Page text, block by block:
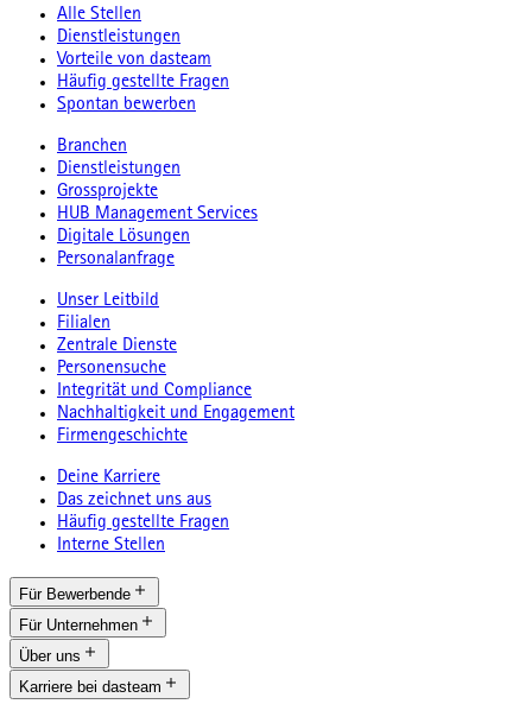
Alle Stellen
Dienstleistungen
Vorteile von dasteam
Häufig gestellte Fragen
Spontan bewerben
Branchen
Dienstleistungen
Grossprojekte
HUB Management Services
Digitale Lösungen
Personalanfrage
Unser Leitbild
Filialen
Zentrale Dienste
Personensuche
Integrität und Compliance
Nachhaltigkeit und Engagement
Firmengeschichte
Deine Karriere
Das zeichnet uns aus
Häufig gestellte Fragen
Interne Stellen
Für Bewerbende
Für Unternehmen
Über uns
Karriere bei dasteam